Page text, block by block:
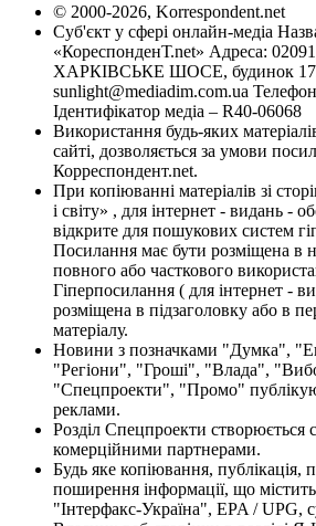
© 2000-2026, Korrespondent.net
Суб'єкт у сфері онлайн-медіа
«КореспонденТ.net» Адреса:
ХАРКІВСЬКЕ ШОСЕ, будинок
sunlight@mediadim.com.ua
Ідентифікатор медіа – R40-06068
Використання будь-яких
сайті, дозволяється за умови
Корреспондент.net.
При копіюванні матеріалів зі
і світу» , для інтернет - видань -
відкрите для пошукових систем
Посилання має бути розміщена в
повного або часткового
Гіперпосилання ( для інтернет -
розміщена в підзаголовку або в
матеріалу.
Новини з позначками "Думка",
"Регіони", "Гроші", "Влада",
"Спецпроекти", "Промо"
реклами.
Розділ Спецпроекти створюється
комерційними партнерами.
Будь яке копіювання, публікація,
поширення інформації, що
"Інтерфакс-Україна", EPA / UPG,